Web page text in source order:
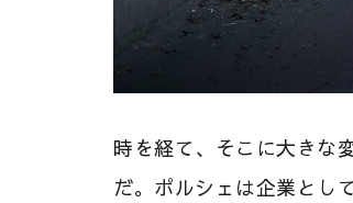
時を経て、そこに大きな
だ。ポルシェは企業とし